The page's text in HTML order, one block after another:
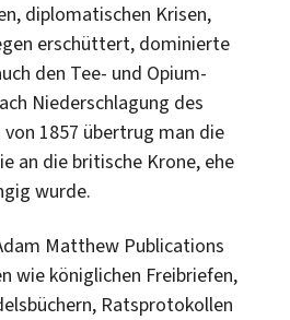
diplomatischen Krisen,
erschüttert, dominierte
den Tee- und Opium-
Niederschlagung des
1857 übertrug man die
an die britische Krone, ehe
wurde.
Matthew Publications
wie königlichen Freibriefen,
Ratsprotokollen